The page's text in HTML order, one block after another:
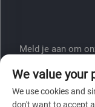
Meld je aan om
We value your
We use cookies and
don't want to accept